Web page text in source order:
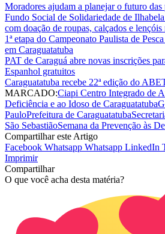
Moradores ajudam a planejar o futuro das
Fundo Social de Solidariedade de
com doação de roupas, calçados e
1ª etapa do Campeonato Paulista de
em Caraguatatuba
PAT de Caraguá abre novas inscrições
Espanhol gratuitos
Caraguatatuba recebe 22ª edição do
MARCADO:Ciapi Centro Integrado de
Deficiência e ao Idoso de Caraguatatuba
PauloPrefeitura de Caraguatatuba
São SebastiãoSemana da Prevenção às
Compartilhar este Artigo
Facebook Whatsapp Whatsapp LinkedIn
Imprimir
Compartilhar
O que você acha desta matéria?